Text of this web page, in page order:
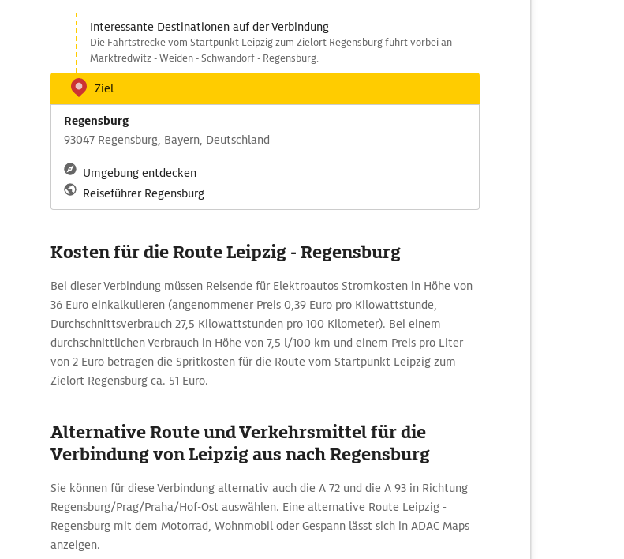
Interessante Destinationen auf der Verbindung
Die Fahrtstrecke vom Startpunkt Leipzig zum Zielort Regensburg führt vorbei an
Marktredwitz - Weiden - Schwandorf - Regensburg.
Ziel
Regensburg
93047 Regensburg, Bayern, Deutschland
Umgebung entdecken
Reiseführer Regensburg
Kosten für die Route Leipzig - Regensburg
Bei dieser Verbindung müssen Reisende für Elektroautos Stromkosten in Höhe von
36 Euro einkalkulieren (angenommener Preis 0,39 Euro pro Kilowattstunde,
Durchschnittsverbrauch 27,5 Kilowattstunden pro 100 Kilometer). Bei einem
durchschnittlichen Verbrauch in Höhe von 7,5 l/100 km und einem Preis pro Liter
von 2 Euro betragen die Spritkosten für die Route vom Startpunkt Leipzig zum
Zielort Regensburg ca. 51 Euro.
Alternative Route und Verkehrsmittel für die
Verbindung von Leipzig aus nach Regensburg
Sie können für diese Verbindung alternativ auch die A 72 und die A 93 in Richtung
Regensburg/Prag/Praha/Hof-Ost auswählen. Eine alternative Route Leipzig -
Regensburg mit dem Motorrad, Wohnmobil oder Gespann lässt sich in ADAC Maps
anzeigen.